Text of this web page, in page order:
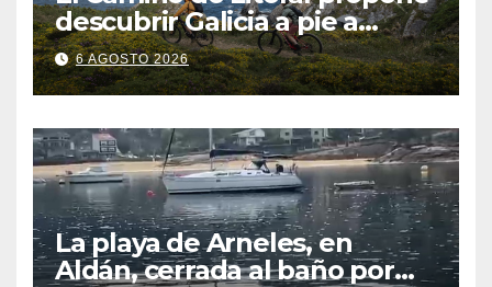
descubrir Galicia a pie a
través de más de 1.300
kilómetros
6 AGOSTO 2026
La playa de Arneles, en
Aldán, cerrada al baño por